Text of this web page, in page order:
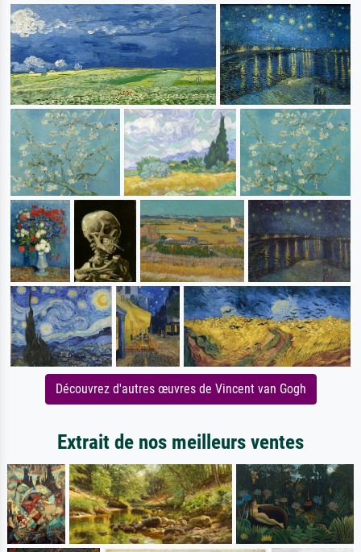
Découvrez d'autres œuvres de Vincent van Gogh
Extrait de nos meilleurs ventes